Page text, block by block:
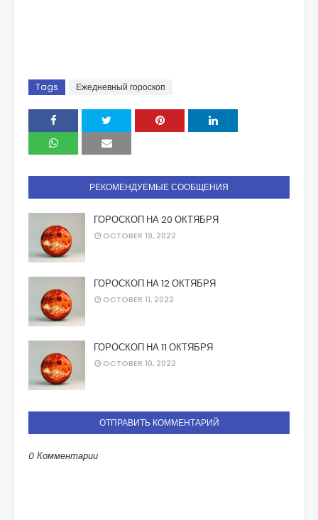
Tags Ежедневный гороскоп
РЕКОМЕНДУЕМЫЕ СООБЩЕНИЯ
ГОРОСКОП НА 20 ОКТЯБРЯ
OCTOBER 19, 2022
ГОРОСКОП НА 12 ОКТЯБРЯ
OCTOBER 11, 2022
ГОРОСКОП НА 11 ОКТЯБРЯ
OCTOBER 10, 2022
ОТПРАВИТЬ КОММЕНТАРИЙ
0 Комментарии